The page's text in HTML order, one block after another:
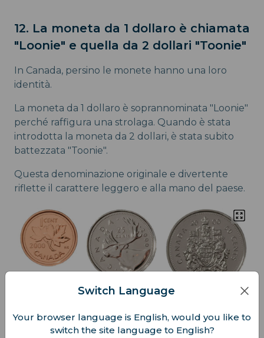
12. La moneta da 1 dollaro è chiamata
"Loonie" e quella da 2 dollari "Toonie"
In Canada, persino le monete hanno una loro
identità.
La moneta da 1 dollaro è soprannominata "Loonie"
perché raffigura una strolaga. Quando è stata
introdotta la moneta da 2 dollari, è stata subito
battezzata "Toonie".
Questa denominazione originale e divertente
riflette il carattere leggero e alla mano del paese.
Switch Language
Your browser language is English, would you like to
switch the site language to English?